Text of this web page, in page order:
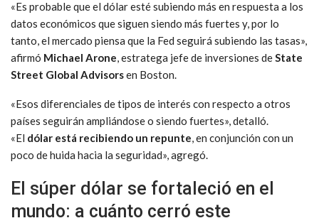
«Es probable que el dólar esté subiendo más en respuesta a los
datos económicos que siguen siendo más fuertes y, por lo
tanto, el mercado piensa que la Fed seguirá subiendo las tasas»,
afirmó Michael Arone, estratega jefe de inversiones deState
Street Global Advisorsen Boston.
«Esos diferenciales de tipos de interés con respecto a otros
países seguirán ampliándose o siendo fuertes», detalló.
«El dólar está recibiendo un repunte, en conjunción con un
poco de huida hacia la seguridad», agregó.
El súper dólar se fortaleció en el
mundo: a cuánto cerró este